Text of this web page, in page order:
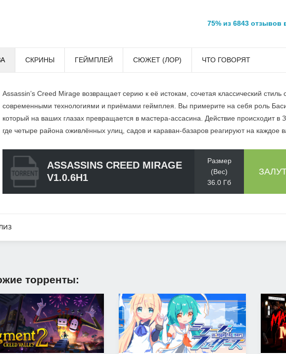
75% из 6843 отзывов
СКРИНЫ ГЕЙМПЛЕЙ СЮЖЕТ (ЛОР) ЧТО ГОВОРЯТ
Assassin’s Creed Mirage возвращает серию к её истокам, сочетая классический стиль
современными технологиями и приёмами геймплея. Вы примерите на себя роль
который на ваших глазах превращается в мастера-ассасина. Действие происходит в
где четыре района оживлённых улиц, садов и караван-базаров реагируют на каждое
ASSASSINS CREED MIRAGE
V1.0.6H1
Размер
(Вес)
36.0 Гб
торренты: